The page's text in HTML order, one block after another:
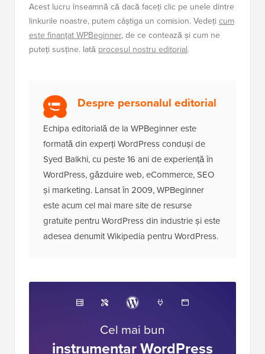
Acest lucru înseamnă că dacă faceți clic pe unele dintre
linkurile noastre, putem câștiga un comision. Vedeți cum
este finanțat WPBeginner, de ce contează și cum ne
puteți susține. Iată procesul nostru editorial.
Despre personalul editorial
Echipa editorială de la WPBeginner este
formată din experți WordPress conduși de
Syed Balkhi, cu peste 16 ani de experiență în
WordPress, găzduire web, eCommerce, SEO
și marketing. Lansat în 2009, WPBeginner
este acum cel mai mare site de resurse
gratuite pentru WordPress din industrie și este
adesea denumit Wikipedia pentru WordPress.
Cel mai bun
instrumentar WordPress